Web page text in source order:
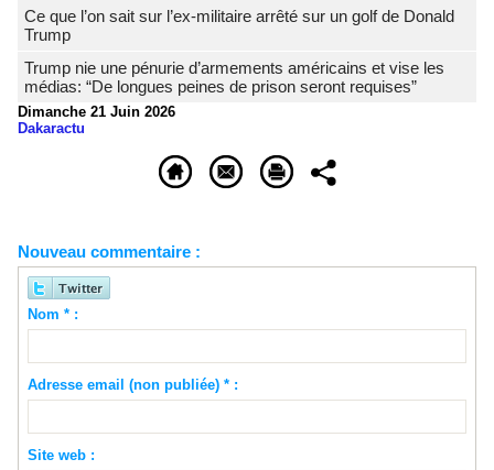
Ce que l’on sait sur l’ex-militaire arrêté sur un golf de Donald
Trump
Trump nie une pénurie d’armements américains et vise les
médias: “De longues peines de prison seront requises”
Dimanche 21 Juin 2026
Dakaractu
Nouveau commentaire :
Nom * :
Adresse email (non publiée) * :
Site web :